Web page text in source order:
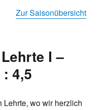
Zur Saisonübersicht
I –
4,5
Lehrte, wo wir herzlich